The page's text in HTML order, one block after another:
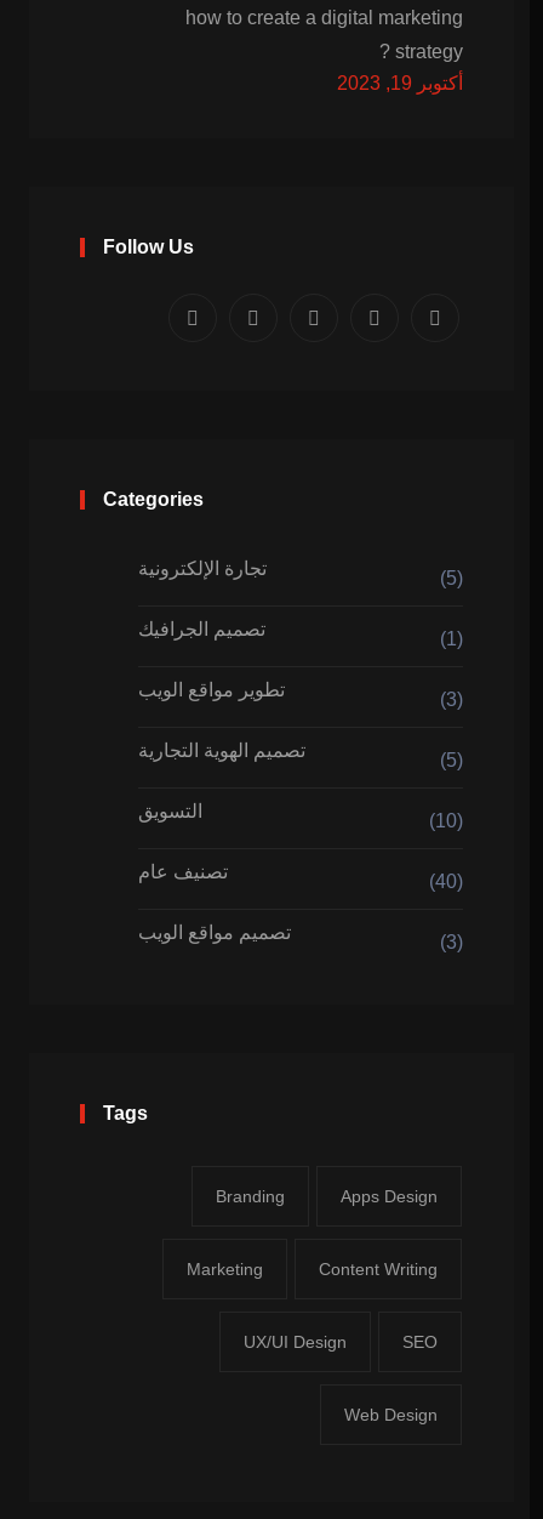
how to create a digital marketing
strategy ?
أكتوبر 19, 2023
Follow Us
Categories
تجارة الإلكترونية
تصميم الجرافيك
تطوير مواقع الويب
تصميم الهوية التجارية
التسويق
تصنيف عام
تصميم مواقع الويب
Tags
Apps Design
Branding
Content Writing
Marketing
SEO
UX/UI Design
Web Design